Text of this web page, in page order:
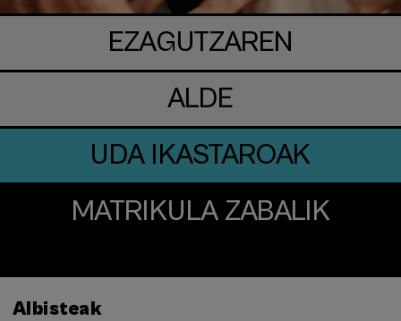
EZAGUTZAREN
ALDE
UDA IKASTAROAK
MATRIKULA ZABALIK
Albisteak